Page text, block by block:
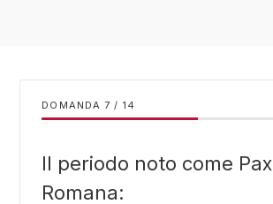
DOMANDA / 14
Il periodo noto come Pax
Romana: